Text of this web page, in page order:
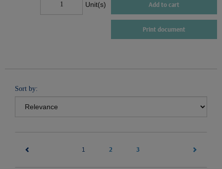
Unit(s) Add to cart
Print document
Sort by:
1 2 3